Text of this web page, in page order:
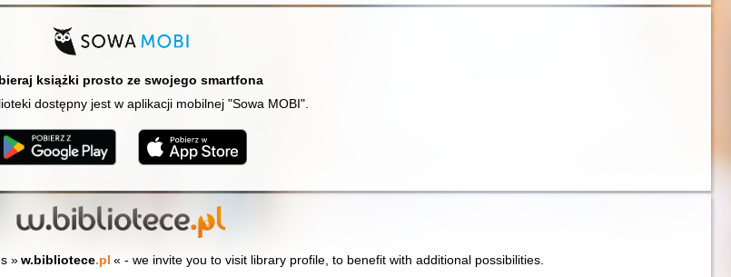
książki prosto ze swojego smartfona
dostępny jest w aplikacji mobilnej "Sowa MOBI".
» w.bibliotece.pl « - we invite you to visit library profile, to benefit with additional possibilities.